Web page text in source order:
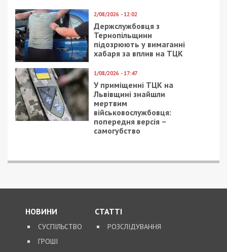
2/08/2026 - 12:02
Держслужбовця з
Тернопільщини
підозрюють у вимаганні
хабаря за вплив на ТЦК
1/08/2026 - 17:47
У приміщенні ТЦК на
Львівщині знайшли
мертвим
військовослужбовця:
попередня версія –
самогубство
НОВИНИ
СУСПІЛЬСТВО
ГРОШІ
СТАТТІ
РОЗСЛІДУВАННЯ